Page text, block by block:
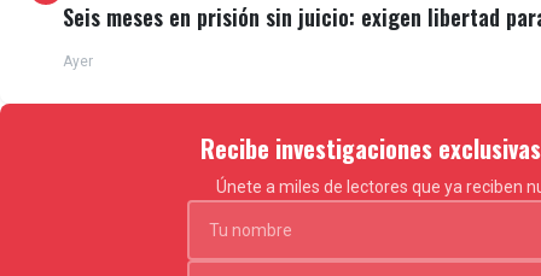
Seis meses en prisión sin juicio: exigen libertad
Ayer
Recibe investigaciones
Únete a miles de lectores que ya reciben